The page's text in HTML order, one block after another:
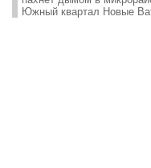
Южный квартал Новые